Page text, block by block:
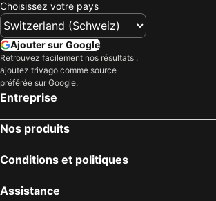
All'Orologio
Hotel Santa Margherita
Limone sul Garda, Lombardie Hôtels
Jesolo, Vénétie Hôtels
Vérone, Vénétie Hôtels
Sirmione, Lombardie Hôtels
Jesolo, Vénétie Hôtels
Côme, Lombardie Hôtels
Gênes, Ligurie Hôtels
Choisissez votre pays
Ajouter sur Google
Retrouvez facilement nos résultats :
ajoutez trivago comme source
préférée sur Google.
Entreprise
Nos produits
Conditions et politiques
Assistance